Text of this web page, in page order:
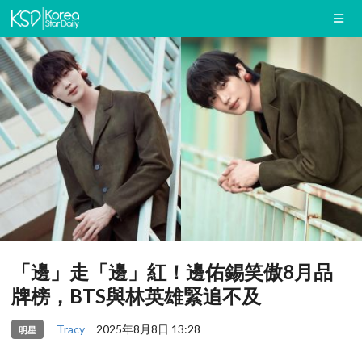
「邊」走「邊」紅！邊佑錫笑傲8月品
牌榜，BTS與林英雄緊追不及
明星 Tracy 2025年8月8日 13:28